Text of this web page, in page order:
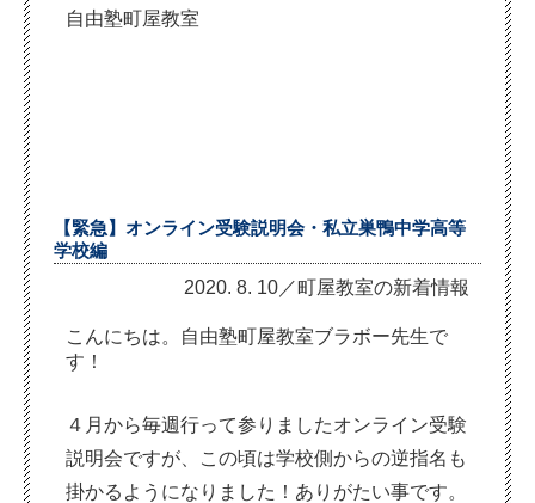
自由塾町屋教室
【緊急】オンライン受験説明会・私立巣鴨中学高等
学校編
2020. 8. 10／町屋教室の新着情報
こんにちは。自由塾町屋教室ブラボー先生で
す！
４月から毎週行って参りましたオンライン受験
説明会ですが、この頃は学校側からの逆指名も
掛かるようになりました！ありがたい事です。